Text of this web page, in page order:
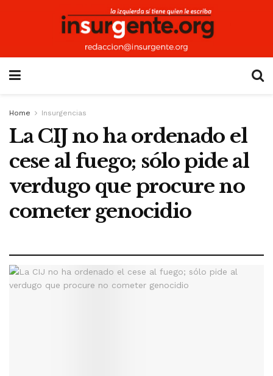
Home Insurgencias
La CIJ no ha ordenado el
cese al fuego; sólo pide al
verdugo que procure no
cometer genocidio